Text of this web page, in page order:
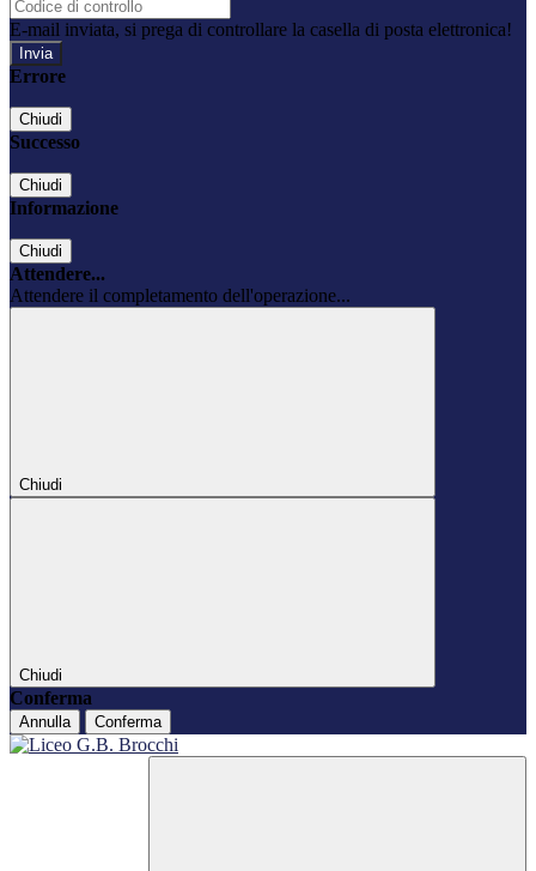
E-mail inviata, si prega di controllare la casella di posta elettronica!
Errore
Chiudi
Successo
Chiudi
Informazione
Chiudi
Attendere...
Attendere il completamento dell'operazione...
Chiudi
Chiudi
Conferma
Annulla Conferma